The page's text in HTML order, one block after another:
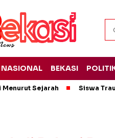
NASIONAL BEKASI
Menurut Sejarah Siswa